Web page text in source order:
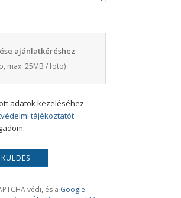
ajánlatkéréshez
max. 25MB / foto)
adatok kezeléséhez
tájékoztatót
KÜLDÉS
védi, és a Google